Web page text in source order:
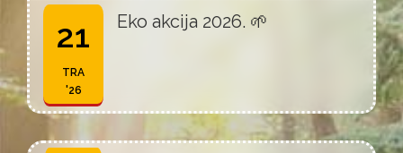
21
TRA
'26
Eko akcija 2026. 🌱